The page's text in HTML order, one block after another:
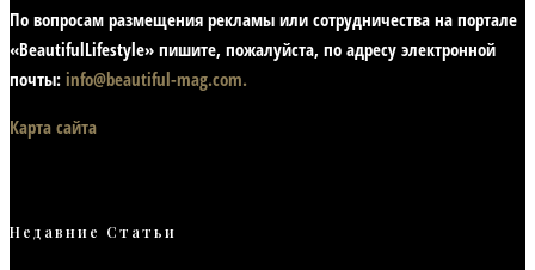
По вопросам размещения рекламы или сотрудничества на портале
«BeautifulLifestyle» пишите, пожалуйста, по адресу электронной
почты: info@beautiful-mag.com.
Карта сайта
Недавние Статьи